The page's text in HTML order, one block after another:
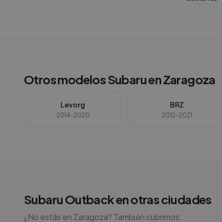
Otros modelosSubaruenZaragoza
Levorg
2014-2020
BRZ
2012-2021
SubaruOutbacken otras ciudades
¿No estás en Zaragoza? También cubrimos: